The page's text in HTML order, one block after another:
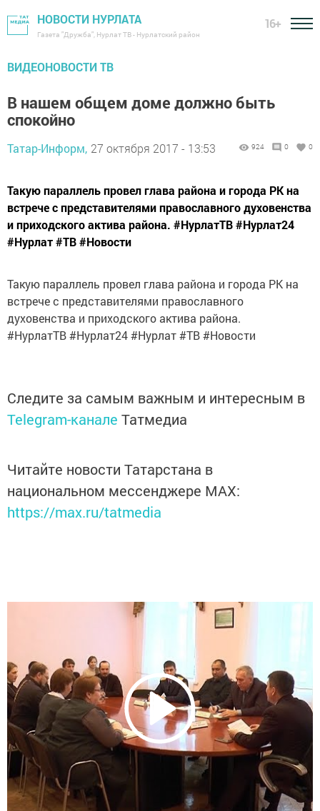
НОВОСТИ НУРЛАТА
Газета "Дружба", Нурлат ТВ - Нурлатский район
16+
ВИДЕОНОВОСТИ ТВ
В нашем общем доме должно быть
спокойно
Татар-Информ, 27 октября 2017 - 13:53 924 0 0
Такую параллель провел глава района и города РК на
встрече с представителями православного духовенства
и приходского актива района. #НурлатТВ #Нурлат24
#Нурлат #ТВ #Новости
Такую параллель провел глава района и города РК на
встрече с представителями православного
духовенства и приходского актива района.
#НурлатТВ #Нурлат24 #Нурлат #ТВ #Новости
Следите за самым важным и интересным в
Telegram-канале Татмедиа
Читайте новости Татарстана в
национальном мессенджере MАХ:
https://max.ru/tatmedia